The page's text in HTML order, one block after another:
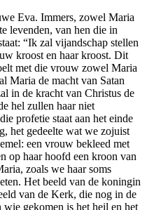
Eva. Immers, zowel Maria
levenden, van hen die in
“Ik zal vijand­schap stellen
kroost en haar kroost. Dit
met die vrouw zowel Maria
Maria de macht van Satan
in de kracht van Christus de
hel zullen haar niet
profetie staat aan het einde
het gedeelte wat we zojuist
een vrouw bekleed met
op haar hoofd een kroon van
zoals we haar soms
Het beeld van de koningin
van de Kerk, die nog in de
gekomen is het heil en het